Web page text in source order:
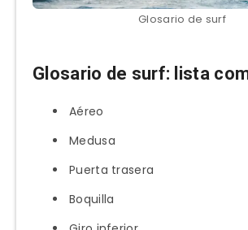
Glosario de surf
Glosario de surf: lista
Aéreo
Medusa
Puerta trasera
Boquilla